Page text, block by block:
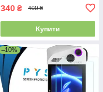
340 ₴ 400 ₴
Купити
–10%